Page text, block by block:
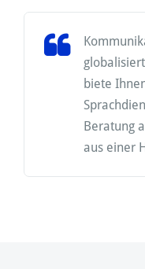
biete
Beratung
aus einer